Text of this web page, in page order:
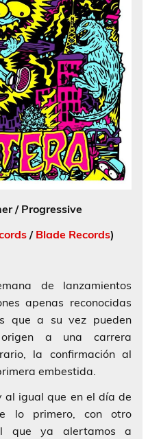
/ Progressive
/ Blade Records)
de lanzamientos
apenas reconocidas
que a su vez pueden
a una carrera
la confirmación al
embestida.
al igual que en el día de
lo primero, con otro
que ya alertamos a